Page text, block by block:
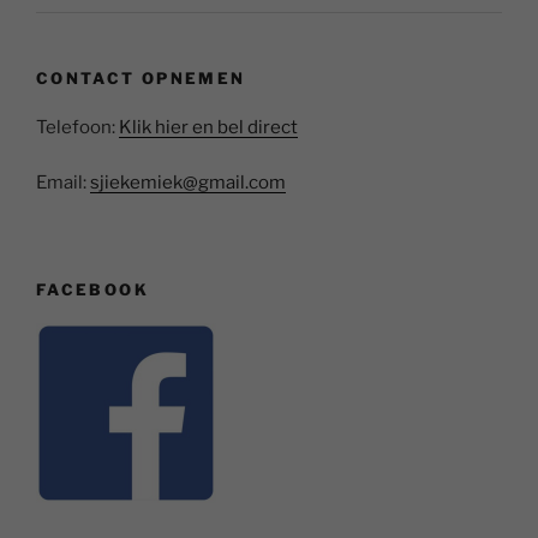
CONTACT OPNEMEN
Telefoon: Klik hier en bel direct
Email:sjiekemiek@gmail.com
FACEBOOK